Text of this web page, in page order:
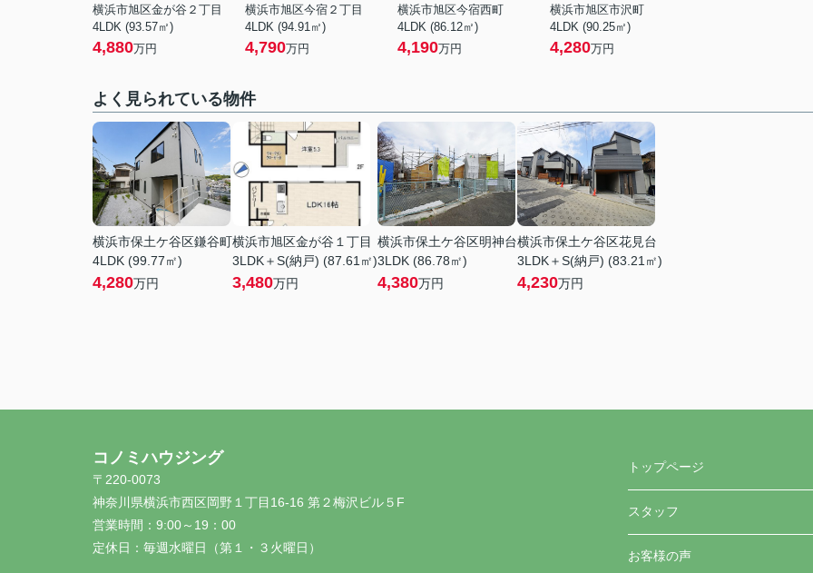
横浜市旭区金が谷２丁目
4LDK (93.57㎡)
4,880万円
横浜市旭区今宿２丁目
4LDK (94.91㎡)
4,790万円
横浜市旭区今宿西町
4LDK (86.12㎡)
4,190万円
横浜市旭区市沢町
4LDK (90.25㎡)
4,280万円
よく見られている物件
横浜市保土ケ谷区鎌谷町
4LDK (99.77㎡)
4,280万円
横浜市旭区金が谷１丁目
3LDK＋S(納戸) (87.61㎡)
3,480万円
横浜市保土ケ谷区明神台
3LDK (86.78㎡)
4,380万円
横浜市保土ケ谷区花見台
3LDK＋S(納戸) (83.21㎡)
4,230万円
コノミハウジング
〒220-0073
神奈川県横浜市西区岡野１丁目16-16 第２梅沢ビル５F
営業時間： 9:00～19：00
定休日： 毎週水曜日（第１・３火曜日）
トップページ
スタッフ
お客様の声